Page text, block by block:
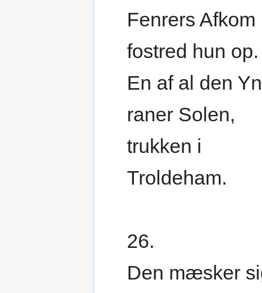
Fenrers Afkom
fostred hun op.
En af al den
raner Solen,
trukken i
Troldeham.
26.
Den mæsker